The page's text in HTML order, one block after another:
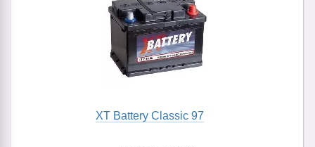
XT Battery Classic 97